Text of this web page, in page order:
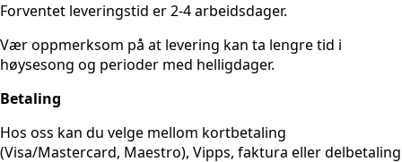
Forventet leveringstid er 2-4 arbeidsdager.
Vær oppmerksom på at levering kan ta lengre tid i
høysesong og perioder med helligdager.
Betaling
Hos oss kan du velge mellom kortbetaling
(Visa/Mastercard, Maestro), Vipps, faktura eller delbetaling